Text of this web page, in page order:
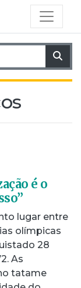
é o
lugar entre
olímpicas
28
As
tatame